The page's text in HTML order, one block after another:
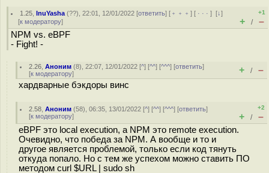
1.25 ,InuYasha (??), 22:01, 12/01/2022 [ответить] [ ﹢﹢﹢] [ · · ·][↓]
[к модератору]
+1
+ / –
NPM vs. eBPF
- Fight! -
2.26 ,Аноним (8), 22:07, 12/01/2022 [^] [^^] [^^^] [ответить]
[к модератору] + / –
хардварные бэкдоры винс
2.58 ,Аноним (58), 06:35, 13/01/2022 [^] [^^] [^^^] [ответить]
[к модератору]
+2
+ / –
eBPF это local execution, а NPM это remote execution.
Очевидно, что победа за NPM. А вообще и то и
другое является проблемой, только если код тянуть
откуда попало. Но с тем же успехом можно ставить ПО
методом curl $URL | sudo sh